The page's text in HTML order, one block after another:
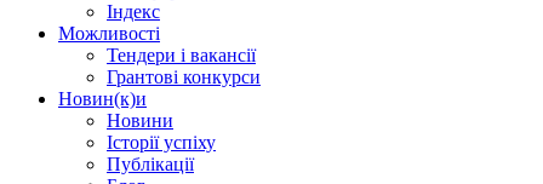
Індекс
Можливості
Тендери і вакансії
Грантові конкурси
Новин(к)и
Новини
Історії успіху
Публікації